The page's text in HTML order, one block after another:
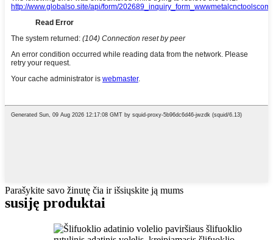
Parašykite savo žinutę čia ir išsiųskite ją mums
susiję produktai